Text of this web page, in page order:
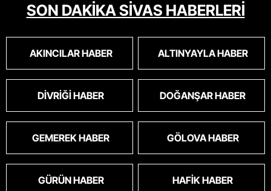
SON DAKİKA SİVAS HABERLERİ
AKINCILAR HABER ALTINYAYLA HABER
DIVRIĞI HABER DOĞANŞAR HABER
GEMEREK HABER GÖLOVA HABER
GÜRÜN HABER HAFIK HABER